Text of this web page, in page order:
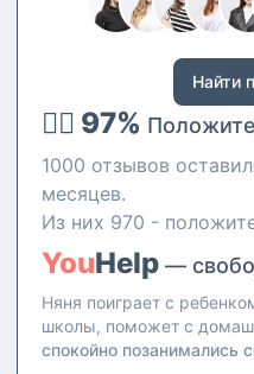
Найти
👍🏻 97%
1000 отзывов
месяцев.
Из них 970 -
YouHelp —
Няня поиграет с
школы, поможет с
спокойно позанимались